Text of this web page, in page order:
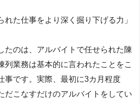
れた仕事をより深く掘り下げる力」
たのは、アルバイトで任せられた陳
列業務は基本的に言われたことをこ
事です。実際、最初に3カ月程度
だこなすだけのアルバイトをしてい